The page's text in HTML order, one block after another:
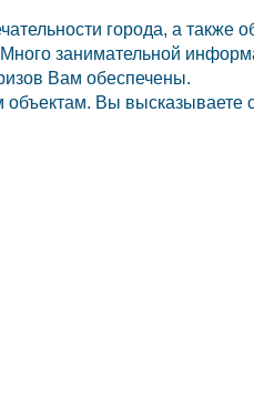
города, а также
занимательной
Вам обеспечены.
Вы высказываете